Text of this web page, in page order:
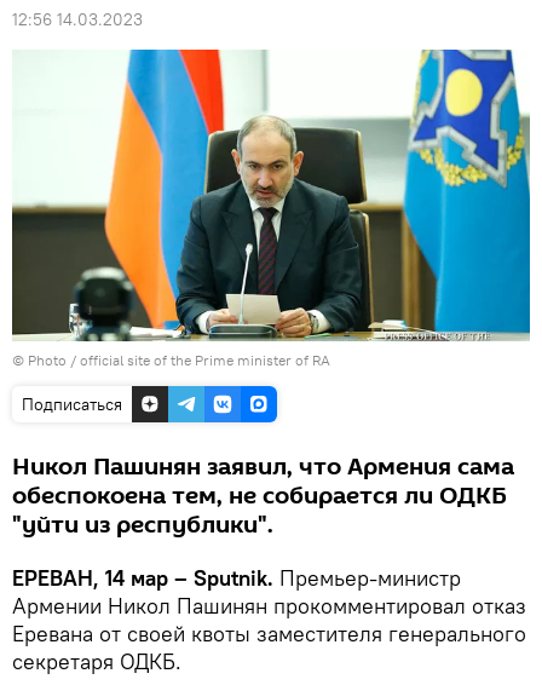
12:56 14.03.2023
© Photo / official site of the Prime minister of RA
Подписаться
Никол Пашинян заявил, что Армения сама
обеспокоена тем, не собирается ли ОДКБ
"уйти из республики".
ЕРЕВАН, 14 мар – Sputnik. Премьер-министр
Армении Никол Пашинян прокомментировал отказ
Еревана от своей квоты заместителя генерального
секретаря ОДКБ.